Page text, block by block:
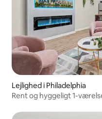
Lejlighed i Philadelphia
Rent og hyggeligt 1-